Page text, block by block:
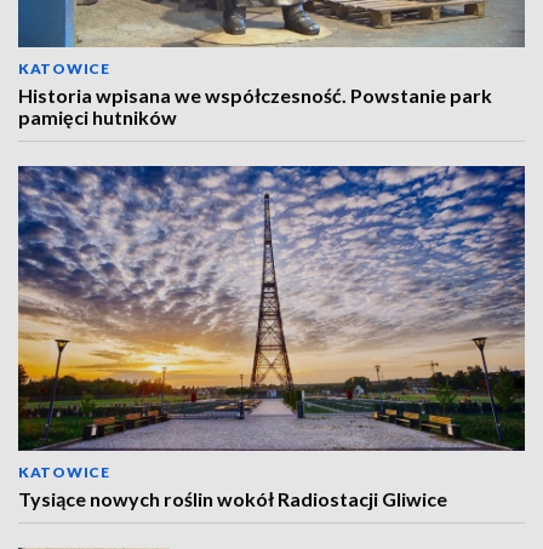
KATOWICE
Historia wpisana we współczesność. Powstanie park
pamięci hutników
KATOWICE
Tysiące nowych roślin wokół Radiostacji Gliwice